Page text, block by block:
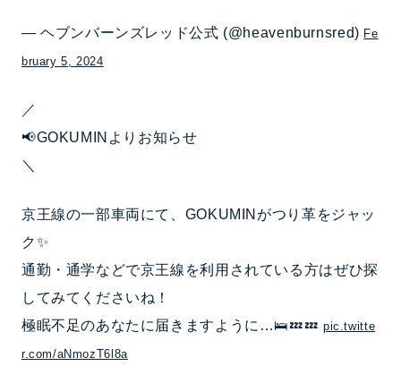
— ヘブンバーンズレッド公式 (@heavenburnsred) Fe
bruary 5, 2024
／
📢GOKUMINよりお知らせ
＼
京王線の一部車両にて、GOKUMINがつり革をジャッ
ク✨
通勤・通学などで京王線を利用されている方はぜひ探
してみてくださいね！
極眠不足のあなたに届きますように…🛌💤💤 pic.twitte
r.com/aNmozT6l8a